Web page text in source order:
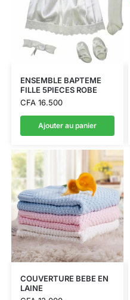
ENSEMBLE BAPTEME
FILLE 5PIECES ROBE
CFA16.500
Ajouter au panier
COUVERTURE BEBE EN
LAINE